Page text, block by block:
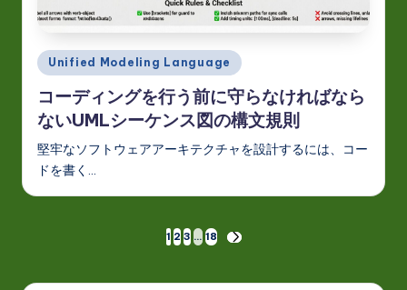
Posted
in
Unified Modeling Language
コーディングを行う前に守らなければなら
ないUMLシーケンス図の構文規則
堅牢なソフトウェアアーキテクチャを設計するには、コー
ドを書く…
稿
1 2 3 … 18
NEXT